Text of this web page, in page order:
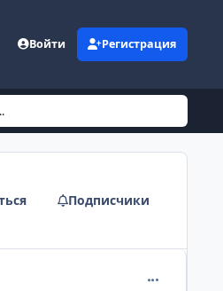
Войти Регистрация
Подписчики